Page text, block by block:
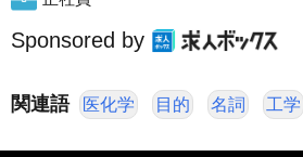
Sponsored by
関連語 医化学 目的 名詞 工学